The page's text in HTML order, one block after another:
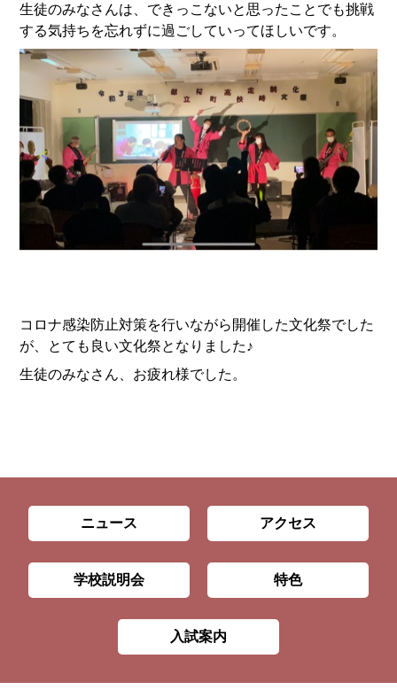
生徒のみなさんは、できっこないと思ったことでも挑戦
する気持ちを忘れずに過ごしていってほしいです。
コロナ感染防止対策を行いながら開催した文化祭でした
が、とても良い文化祭となりました♪
生徒のみなさん、お疲れ様でした。
ニュース アクセス
学校説明会 特色
入試案内